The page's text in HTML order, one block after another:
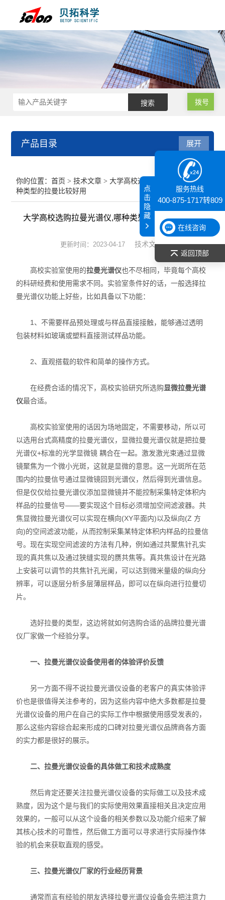
拨号
产品目录
纳米粒度仪
膜厚仪
表面张力仪
光谱部件及外设
红外光谱（IR、傅立叶）
扫描探针显微镜/原子力
激光粒度仪、纳米粒度仪
荧光分光光度计（分子荧光
X射线衍射仪（XRD）
激光光散射仪
扫描电镜（SEM）
电化学工作站
X荧光光谱XRF能量色散型
分析仪器-光谱
等离子清洗机
光学显微镜
力学测试仪
表面/界面性能测定仪
展开
你的位置：首页 >技术文章 > 大学高校选购拉曼光谱仪,哪
种类型的拉曼比较好用
大学高校选购拉曼光谱仪,哪种类型的拉曼比较好用
更新时间：2023-04-17 技术文章
高校实验室使用的拉曼光谱仪也不尽相同，毕竟每个高校
的科研经费和使用需求不同。实验室条件好的话，一般选择拉
曼光谱仪功能上好些，比如具备以下功能：
1、不需要样品预处理或与样品直接接触，能够通过透明
包装材料如玻璃或塑料直接测试样品功能。
2、直观搭载的软件和简单的操作方式。
在经费合适的情况下，高校实验研究所选购显微拉曼光谱
仪最合适。
高校实验室使用的话因为场地固定，不需要移动，所以可
以选用台式高精度的拉曼光谱仪，显微拉曼光谱仪就是把拉曼
光谱仪+标准的光学显微镜 耦合在一起。激发激光束通过显微
镜聚焦为一个微小光斑，这就是显微的意思。这一光斑所在范
围内的拉曼信号通过显微镜回到光谱仪，然后得到光谱信息。
但是仅仅给拉曼光谱仪添加显微镜并不能控制采集特定体积内
样品的拉曼信号——要实现这个目标必须增加空间滤波器。共
焦显微拉曼光谱仪可以实现在横向(XY平面内)以及纵向(Z 方
向)的空间滤波功能，从而控制采集某特定体积内样品的拉曼信
号。现在实现空间滤波的方法有几种，例如通过共聚焦针孔实
现的真共焦以及通过狭缝实现的赝共焦等。真共焦设计在光路
上安装可以调节的共焦针孔光阑，可以达到微米量级的纵向分
辨率，可以逐层分析多层薄层样品，即可以在纵向进行拉曼切
片。
选好拉曼的类型，这边将就如何选购合适的品牌拉曼光谱
仪厂家做一个经验分享。
一、拉曼光谱仪设备使用者的体验评价反馈
另一方面不得不说拉曼光谱仪设备的老客户的真实体验评
价也是很值得关注参考的，因为这些内容中绝大多数都是拉曼
光谱仪设备的用户在自己的实际工作中根据使用感受发表的，
那么这些内容综合起来形成的口碑对拉曼光谱仪品牌商各方面
的实力都是很好的展示。
二、拉曼光谱仪设备的具体做工和技术成熟度
然后肯定还要关注拉曼光谱仪设备的实际做工以及技术成
熟度，因为这个是与我们的实际使用效果直接相关且决定应用
效果的，一般可以从这个设备的相关参数以及功能介绍来了解
其核心技术的可靠性，然后做工方面可以寻求进行实际操作体
验的机会来获取直观的感受。
三、拉曼光谱仪厂家的行业经历背景
通常而言有经验的朋友选择拉曼光谱仪设备会先把注意力
服务热线
400-875-1717转809
在线咨询
返回顶部
点
击
隐
藏